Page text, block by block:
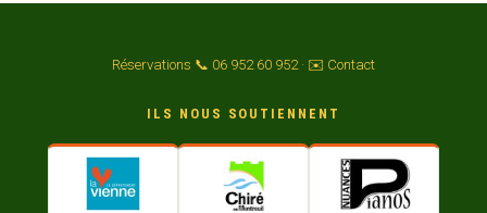
Réservations 📞 06 952 60 952· ✉️ Contact